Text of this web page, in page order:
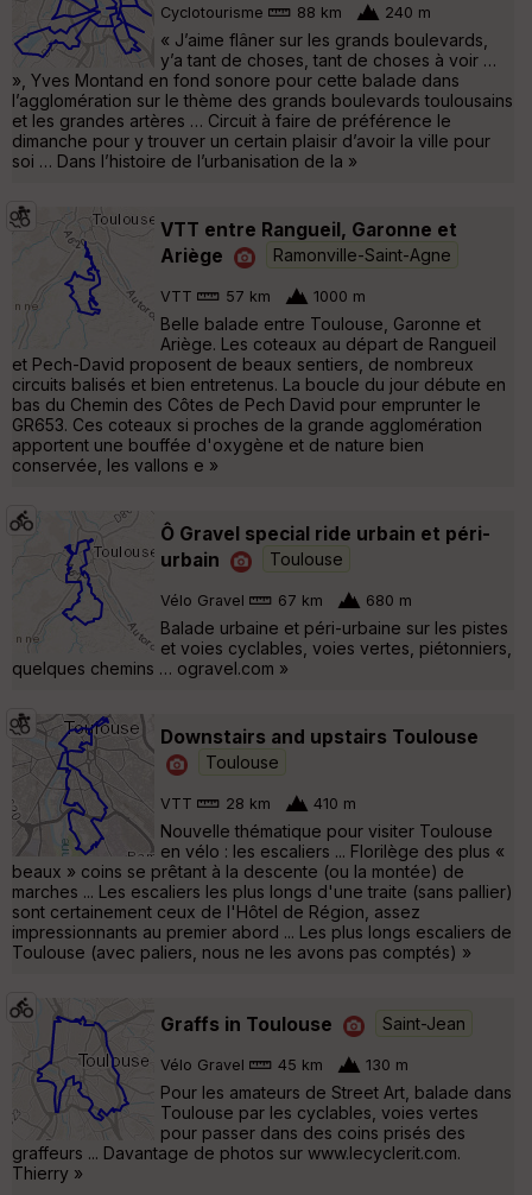
Cyclotourisme 88 km 240 m
« J’aime flâner sur les grands boulevards,
y’a tant de choses, tant de choses à voir …
», Yves Montand en fond sonore pour cette balade dans
l’agglomération sur le thème des grands boulevards toulousains
et les grandes artères … Circuit à faire de préférence le
dimanche pour y trouver un certain plaisir d’avoir la ville pour
soi … Dans l’histoire de l’urbanisation de la »
VTT entre Rangueil, Garonne et
Ariège
Ramonville-Saint-Agne
VTT 57 km 1000 m
Belle balade entre Toulouse, Garonne et
Ariège. Les coteaux au départ de Rangueil
et Pech-David proposent de beaux sentiers, de nombreux
circuits balisés et bien entretenus. La boucle du jour débute en
bas du Chemin des Côtes de Pech David pour emprunter le
GR653. Ces coteaux si proches de la grande agglomération
apportent une bouffée d'oxygène et de nature bien
conservée, les vallons e »
Ô Gravel special ride urbain et péri-
urbain
Toulouse
Vélo Gravel 67 km 680 m
Balade urbaine et péri-urbaine sur les pistes
et voies cyclables, voies vertes, piétonniers,
quelques chemins … ogravel.com »
Downstairs and upstairs Toulouse
Toulouse
VTT 28 km 410 m
Nouvelle thématique pour visiter Toulouse
en vélo : les escaliers ... Florilège des plus «
beaux » coins se prêtant à la descente (ou la montée) de
marches ... Les escaliers les plus longs d'une traite (sans pallier)
sont certainement ceux de l'Hôtel de Région, assez
impressionnants au premier abord ... Les plus longs escaliers de
Toulouse (avec paliers, nous ne les avons pas comptés) »
Graffs in Toulouse Saint-Jean
Vélo Gravel 45 km 130 m
Pour les amateurs de Street Art, balade dans
Toulouse par les cyclables, voies vertes
pour passer dans des coins prisés des
graffeurs ... Davantage de photos sur www.lecyclerit.com.
Thierry »